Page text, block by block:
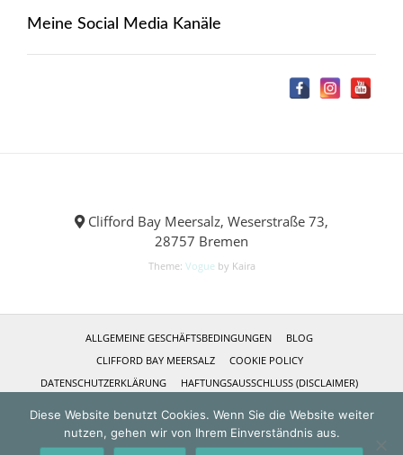
Meine Social Media Kanäle
Clifford Bay Meersalz, Weserstraße 73,
28757 Bremen
Theme: Vogue by Kaira
ALLGEMEINE GESCHÄFTSBEDINGUNGEN
BLOG
CLIFFORD BAY MEERSALZ
COOKIE POLICY
DATENSCHUTZERKLÄRUNG
HAFTUNGSAUSSCHLUSS (DISCLAIMER)
NEUSTE REZEPTE
REFERENZEN SHOP
ÜBER MICH
VERSANDKOSTEN
VERTRAG WIDERRUFEN WARENKORB
Diese Website benutzt Cookies. Wenn Sie die Website weiter
nutzen, gehen wir von Ihrem Einverständnis aus.